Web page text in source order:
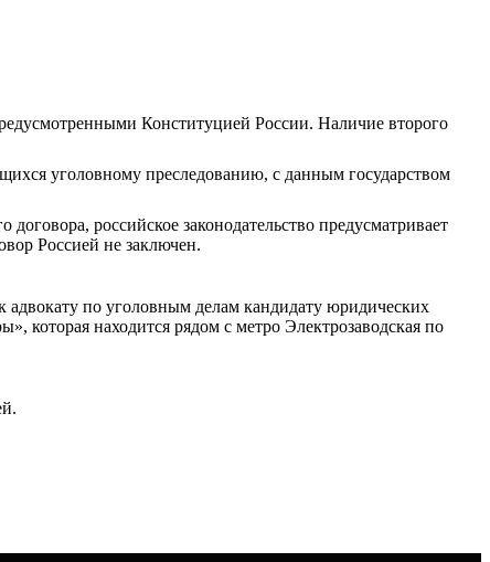
Конституцией России. Наличие второго
уголовному преследованию, с данным государством
российское законодательство предусматривает
Россией не заключен.
по уголовным делам кандидату юридических
которая находится рядом с метро Электрозаводская по